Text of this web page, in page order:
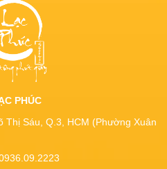
PHÚC
Thị Sáu, Q.3, HCM (Phường Xuân